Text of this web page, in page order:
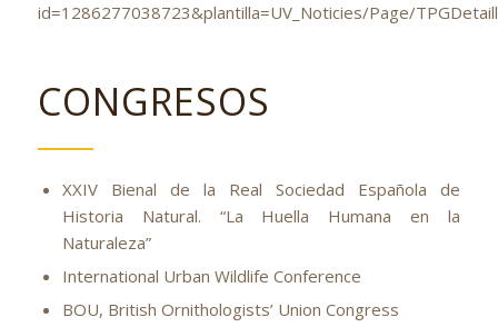
id=1286277038723&plantilla=UV_Noticies/Page/
CONGRESOS
XXIV Bienal de la Real Sociedad Española de
Historia Natural. “La Huella Humana en la
Naturaleza”
International Urban Wildlife Conference
BOU, British Ornithologists’ Union Congress